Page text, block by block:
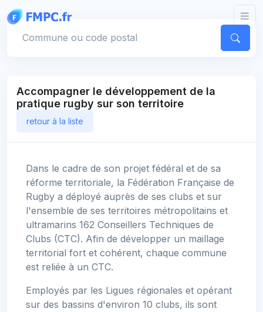
Accompagner le développement de la
pratique rugby sur son territoire
retour à la liste
Dans le cadre de son projet fédéral et de sa
réforme territoriale, la Fédération Française de
Rugby a déployé auprès de ses clubs et sur
l'ensemble de ses territoires métropolitains et
ultramarins 162 Conseillers Techniques de
Clubs (CTC). Afin de développer un maillage
territorial fort et cohérent, chaque commune
est reliée à un CTC.
Employés par les Ligues régionales et opérant
sur des bassins d'environ 10 clubs, ils sont
Panneau de gestion des cookies